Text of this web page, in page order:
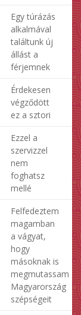
Egy túrázás
alkalmával
találtunk új
állást a
férjemnek
Érdekesen
végződött
ez a sztori
Ezzel a
szervizzel
nem
foghatsz
mellé
Felfedeztem
magamban
a vágyat,
hogy
másoknak is
megmutassam
Magyarország
szépségeit